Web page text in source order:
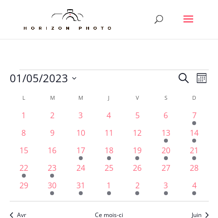
Évènements
vues
Recherche
de
Mois
01/05/2023
date.
Calendrier
de
LLUNDI M M MERCREDIJ VVENDREDISSAMEDI D
0
1
0
2
0
3
0
4
0
5
0
évènements
6
1
7
0
8
0
9
0
10
0
11
0
évènements
12
2
évènements
13
1
14
0
15
0
évènements
16
1
évènement
17
1
évènement
18
1
évènement
19
1
évènement
20
1
21
1
évènement
22
1
évènement
23
0
24
0
25
0
26
0
27
0
28
0
évènements
29
1
évènement
30
1
évènement
31
1
évènement
1
1
évènement
2
2
évènements
3
2
4
Avr Ce mois-ci Juin